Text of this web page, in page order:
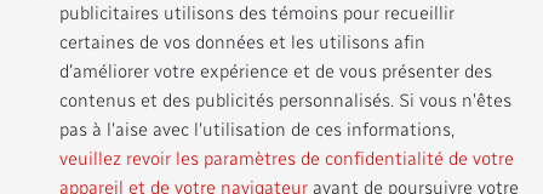
Accessibilité Infolettres
publicitaires utilisons des témoins pour recueillir
certaines de vos données et les utilisons afin
d’améliorer votre expérience et de vous présenter des
contenus et des publicités personnalisés. Si vous n'êtes
pas à l'aise avec l'utilisation de ces informations,
veuillez revoir les paramètres de confidentialité de votre
appareil et de votre navigateur avant de poursuivre votre